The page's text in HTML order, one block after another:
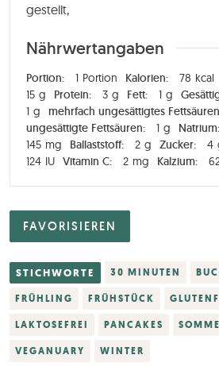
gestellt,
Nährwertangaben
Portion: 1 Portion Kalorien: 78 kcal
15 g Protein: 3 g Fett: 1 g
1 g mehrfach ungesättigtes
ungesättigte Fettsäuren:
1 g Natrium:
145 mg Ballaststoff: 2 g Zucker: 4
124 IU Vitamin C: 2 mg Kalzium:
FAVORISIEREN
STICHWORTE 30 MINUTEN
FRÜHLING FRÜHSTÜCK
LAKTOSEFREI PANCAKES
VEGANUARY WINTER